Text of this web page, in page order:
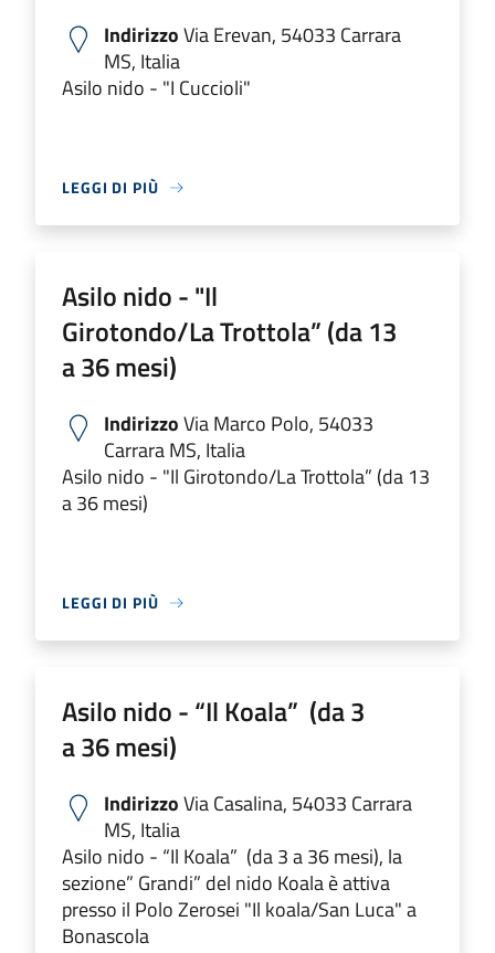
IndirizzoVia Erevan, 54033 Carrara
MS, Italia
Asilo nido - "I Cuccioli"
LEGGI DI PIÙ
Asilo nido - "Il
Girotondo/La Trottola” (da 13
a 36 mesi)
IndirizzoVia Marco Polo, 54033
Carrara MS, Italia
Asilo nido - "Il Girotondo/La Trottola” (da 13
a 36 mesi)
LEGGI DI PIÙ
Asilo nido - “Il Koala” (da 3
a 36 mesi)
IndirizzoVia Casalina, 54033 Carrara
MS, Italia
Asilo nido - “Il Koala” (da 3 a 36 mesi), la
sezione” Grandi” del nido Koala è attiva
presso il Polo Zerosei "Il koala/San Luca" a
Bonascola